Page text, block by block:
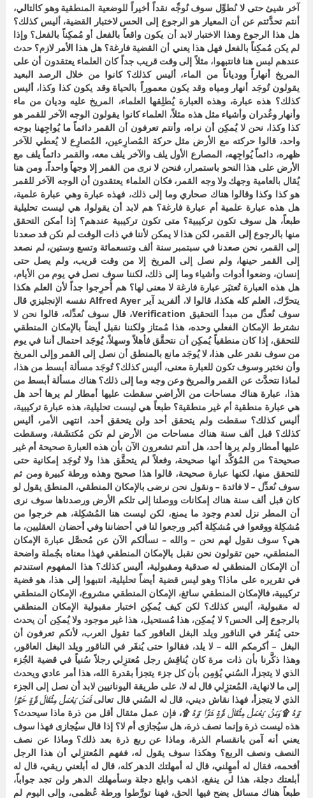
آخر شيئ حتى لا نُطوِّل سوف نُوجِّه نقداً أخيراً للوضعية المنطقية وهو كالتالي،
أنتم تحدَّثتم عن أن المعيار هو الرجوع إلى الحس لاختبار القضية، أليس كذلك؟
هل هذا الرجوع وهذا الاختبار لابد أن يكون واقعاً بالفعل أو مُمكِناً بالفعل؟ وإذا
لم يكن مُمكِناً بالفعل فهل هذا يعني أن القضية فارغة؟ هل هذا الأمر لازم؟ حدث
عندهم لبس هنا فانتبهوا، مثلاً إلى وقت قريب جداً كان العلماء يعتقدون أن على
المريخ أنهاراً وودياناً من الماء، أليس كذلك؟ كانوا من خلال الرصد البعيد
يقولون تُوجَد أنهار ومياه وقد يكون معموراً بالحياة وقد يكون كذا وكذا، أليس
كذلك؟ هذه عبارة، وهذه العبارة يُطلِقها العلماء، المريخ عليه وديان من ماء
وأنهار وغُدران وأشياء مثل هذه مثلاً، العلماء كانوا يقولون الوجه الآخر للقمر هو
كذا وكذا، نحن لا يُمكِن أن نراه، وأنتم تعرفون أن القمر دائماً ما يُواجِهنا بوجه
واحد، قالوا حركته مع الأرض مثل حركة المُصارِعين، المُصارِع لا يُعطي للآخر
ظهره، دائماً يُواجِهه، المصارع الأول يلف والآخر يلف معه، والقمر دائماً يلف مع
الأرض على هذا النحو باستمرار، فنحن لا نرى من القمر إلا وجهاً واحداً، ومن هنا
يُقال بالعامية وجهك ولا وجه القمر، فكان العلماء يعتقدون أن الوجه الآخر للقمر
هو كذا وكذا وقالوا هناك صحاري وما إلى ذلك، فهذه عبارة وهي عبارة علمية،
هل هذه عبارة علمية أم عبارة فارغة؟ هم لابد أن يقولوا، هي ليست تحليلية
طبعاً، هل سوف تكون تركيبية؟ متى تكون تركيبية عندهم؟ إذا أمكن التحقق
منها بالرجوع إلى القمر، لكن هذا لا يمكن لأننا في ذات الوقت لم نكن قد صعدنا
إلى القمر، نحن صعدنا في سبتمبر سنة ألف وتسعمائة وتسع وستين، لم نصعد
إلى القمر حينها، ولم نصل إلى المريخ إلا من وقت قريب، ولم يصل حتى
إنسان، وضعوا أدوات وأشياء وما إلى ذلك، لكننا سوف نصل في يوم من الأيام،
هل هذه العبارة تُعتبَر عبارة فارغة لا معنى لها؟ هم أُحرِجوا جداً لأن العلم هكذا
يتحرَّك، العلم كله هكذا، قالوا لا، ألفريد آير Alfred Ayer نفسه الإنجليزي قال
سوف نُعدِّل من مبدأ التحقيق Verification، قال سوف نُعدِّله، قالوا نحن لا
نشترط الإمكان الفعلي وحده، هذا مُمتاز ولكننا نقبل أيضاً بالإمكان المنطقي
للتحقق، إذا كان منطقياً يُمكِن أن نتحقَّق فأهلاً وسهلاً، يُوجَد احتمال أننا في يوم
من سوف نقدر على هذا، لا يُوجَد مانع بالمنطق أن نصل إلى القمر وإلى المريخ
وأن نختبر وسوف تكون للعبارة معنى، أليس كذلك؟ تُوجَد مسألة أبسط من هذا،
لماذا نتحدَّث عن القمر والمريخ وعن وجه وما إلى ذلك؟ هناك مسألة أبسط من
هذا، عبارة هناك مساحات من الأراضي سقطت عليها أمطار لم يرها أحد هل
هي عبارة منطقية أم غير منطقية؟ طبعاً هي ليست تحليلية، هذه عبارة تركيبية،
أليس كذلك؟ سقطت ولم يتحقق أحد ولن يتحقق أحد، انتهى الأمر، أليس
كذلك؟ قبل ألف سنة هناك مساحات من الأرض لم تكن مُكتشَفة، وسقطت
عليها أمطار ولم يرها أحد، هل أنتم تشعرون الآن بأن هذه العبارة صحيحة أم غير
صحيحة؟ من المُؤكَّد أنها صحيحة، وفعلاً لم يتحقَّق هذا ولا تُوجَد إمكانية حتى
للتحقق منها، لكنها عبارة صحيحة، قالوا هذا صحيح وهذه ورطة كبيرة ومن ثم
سوف نُعدِّل – لا فائدة – ونقول نحن نرضى بالإمكان المنطقي، المنطق يقول لو
كان قبل ألف سنة هناك إمكانات ووصلنا إلى تلكم الأرض ورصدناها سوف نرى
أن المطر نزل لعدم وجود ما يمنع، لكن ليست هنا المُشكِلة، هم خرجوا من
مُشكِلة ووقعوا في مُشكِلة أكبر ورجعوا لنا في أحضاننا وفي أحضان العقليين، ما
هي؟ سوف نقول لهم نحن – والله – نسألكم الآن عن مُحصَّل عبارة الإمكان
المنطقي، حين تقولون نحن نقبل بالإمكان المنطقي فهذا معناه بجُملة واضحة
أن الإمكان المنطقي له صدقية ومقبولية، أليس كذلك؟ هذا المفهوم استندتم
في تقريره على ماذا؟ وهو ليس قضية أيضاً تحليلية، انتبهوا إلى هذا، هو قضية
تركيبية، فالإمكان المنطقي سائغ، الإمكان المنطقي مشروع، الإمكان المنطقي
له مقبولية، أليس كذلك؟ لكن كيف يُمكِن اختبار مقبولية الإمكان المنطقي
بالرجوع إلى الحس؟ لا يُمكِن، هذا مُستحيل، هذا غير موجود ولا يُمكِن أن يحدث
حتى يُنقَر في الناقور ويلد البغل العاقور كما تقول العرب، لأنكم تعرفون أن
البغل – أكرمكم الله – لا يلد، فقالوا حتى يُنقَر في الناقور ويلد البغل العاقور،
وهذا ذكَّرنا بأن ذات مرة كان يُناقِش رجل مُعتزِلي رجلاً سُنياً في قضية الجُزء
الذي لا يتجزأ، السُني يُؤمِن بأن كل جزء يتجزأ بقدرة الله، هذا أمر عادي ويحدث
إلى ما لانهاية، المُعتزِلي قال له لا، على طريقة اليونانيين لابد أن نصل إلى الجزء
الذي لا يتجزأ، فهذا نقاش ديني، قال له السُني قال تعالىفَمَنْ يَعْمَلْ مِثْقَالَ ذَرَّةٍ خَيْرًا
يَرَهُ ۩ وَمَنْ يَعْمَلْ مِثْقَالَ ذَرَّةٍ شَرًّا يَرَهُ ۩، فإن عمل مثقال أقل من ذرة ماذا سيحدث؟
هذه ليست ذرة وإنما نصف ذرة، هل سيُجازى أم لا؟ إذا قال سيُجازى فهذا سوف
يعني أنه آمن بانقسام الذرة، وماذا عن ربع ذرة بعد ذلك؟ وماذا عن نصف
النصف ونصف الربع؟ وهكذا سوف يقول له، ففهم المُعتزِلي أن هذا الرجل
أفحمه، فقال له أمهِلني، قال له أمهلتك الدهر كله، قال له أبلعني ريقي، قال له
أبلعتك دجلة، هذا لن ينفع، اذهب وابلع دجلة وسأمهلك الدهر ولن تجد جواباً،
طبعاً هناك مسائل يضح فيها الحق، فهنا تورَّطوا ورطة عُظمى، وإلى اليوم لم